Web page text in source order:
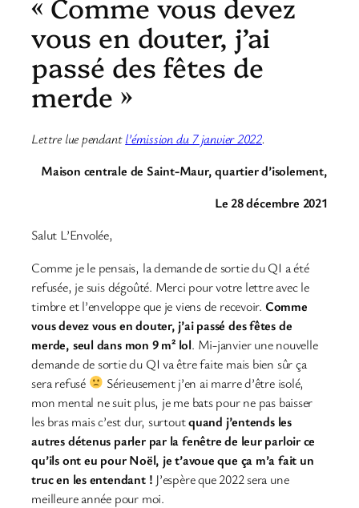
vous en douter, j’ai
passé des fêtes de
merde »
Lettre lue pendantl’émission du 7 janvier 2022.
Maison centrale de Saint-Maur, quartier d’isolement,
Le 28 décembre 2021
Salut L’Envolée,
Comme je le pensais, la demande de sortie du QI a été
refusée, je suis dégoûté. Merci pour votre lettre avec le
timbre et l’enveloppe que je viens de recevoir. Comme
vous devez vous en douter, j’ai passé des fêtes de
merde, seul dans mon 9 m² lol. Mi-janvier une nouvelle
demande de sortie du QI va être faite mais bien sûr ça
sera refusé
Sérieusement j’en ai marre d’être isolé,
mon mental ne suit plus, je me bats pour ne pas baisser
les bras mais c’est dur, surtoutquand j’entends les
autres détenus parler par la fenêtre de leur parloir ce
qu’ils ont eu pour Noël, je t’avoue que ça m’a fait un
truc en les entendant ! J’espère que 2022 sera une
meilleure année pour moi.